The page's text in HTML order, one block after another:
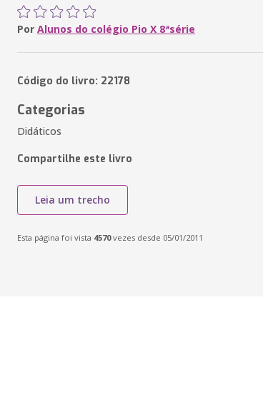
Por Alunos do colégio Pio X 8ªsérie
Código do livro: 22178
Categorias
Didáticos
Compartilhe este livro
Leia um trecho
Esta página foi vista 4570vezes desde 05/01/2011